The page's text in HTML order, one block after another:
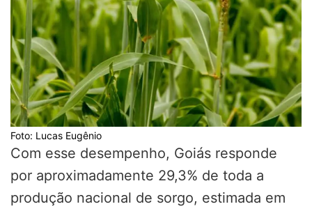
Foto: Lucas Eugênio
Com esse desempenho, Goiás responde
por aproximadamente 29,3% de toda a
produção nacional de sorgo, estimada em